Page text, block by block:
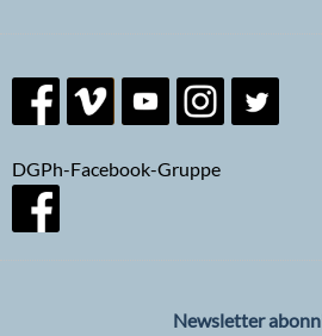
DGPh-Facebook-Gruppe
Newsletter